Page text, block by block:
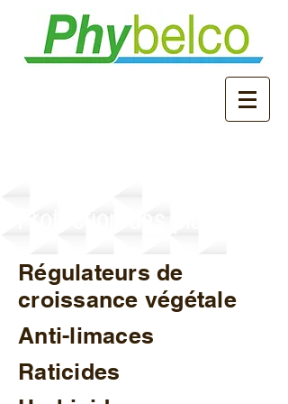
Régulateurs de
croissance végétale
Anti-limaces
Raticides